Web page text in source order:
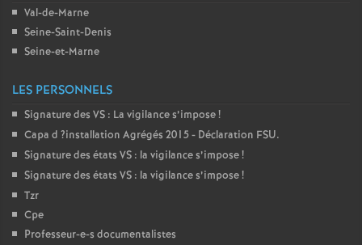
Val-de-Marne
Seine-Saint-Denis
Seine-et-Marne
LES PERSONNELS
Signature des VS : La vigilance s’impose!
Capa d ?installation Agrégés 2015 - Déclaration FSU.
Signature des états VS : la vigilance s’impose!
Signature des états VS : la vigilance s’impose!
Tzr
Cpe
Professeur-e-s documentalistes